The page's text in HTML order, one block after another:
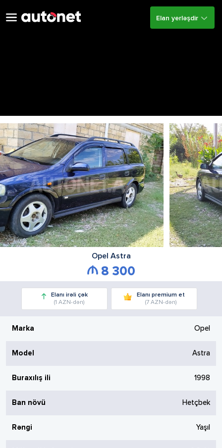
Elan yerləşdir
Opel Astra
8 300
Elanı irəli çək
(1 AZN-dən)
Elanı premium et
(7 AZN-dən)
Marka Opel
Model Astra
Buraxılış ili 1998
Ban növü Hetçbek
Rəngi Yaşıl